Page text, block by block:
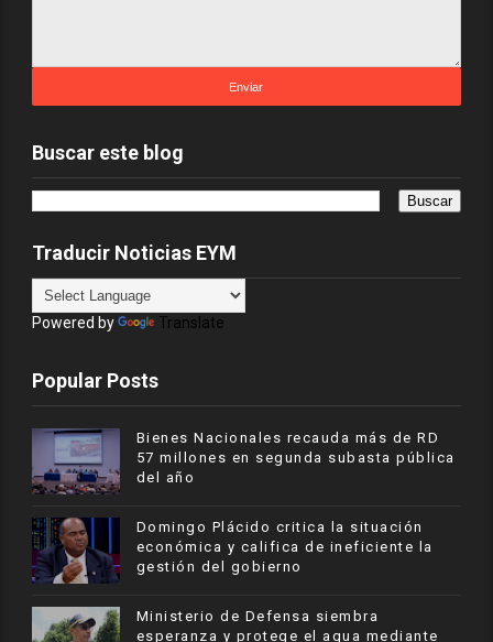
Buscar este blog
Traducir Noticias EYM
Powered by Translate
Popular Posts
Bienes Nacionales recauda más de RD
57 millones en segunda subasta pública
del año
​Domingo Plácido critica la situación
económica y califica de ineficiente la
gestión del gobierno
Ministerio de Defensa siembra
esperanza y protege el agua mediante